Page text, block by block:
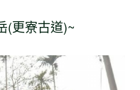
(更寮古道)~